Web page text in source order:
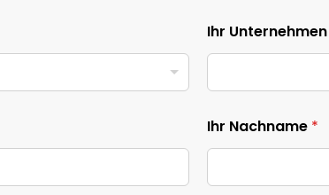
Ihr Unternehmen
Ihr Nachname *